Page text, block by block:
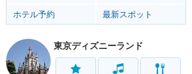
ホテル予約
最新スポット
東京ディズニーランド